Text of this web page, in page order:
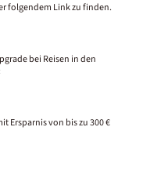
folgendem Link zu finden.
bei Reisen in den
Ersparnis von bis zu 300 €